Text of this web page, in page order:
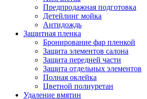
Предпродажная подготовка
Детейлинг мойка
Антидождь
Защитная пленка
Бронирование фар пленкой
Защита элементов салона
Защита передней части
Защита отдельных элементов
Полная оклейка
Цветной полиуретан
Удаление вмятин